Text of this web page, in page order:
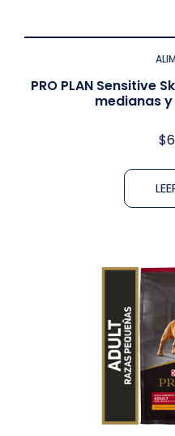
PRO PLAN Sensitive
medianas y
$